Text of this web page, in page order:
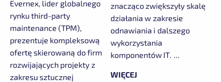
Evernex, lider globalnego
rynku third-party
maintenance (TPM),
prezentuje kompleksową
ofertę skierowaną do firm
rozwijających projekty z
zakresu sztucznej
znacząco zwiększyły skalę
działania w zakresie
odnawiania i dalszego
wykorzystania
komponentów IT. ...
WIĘCEJ